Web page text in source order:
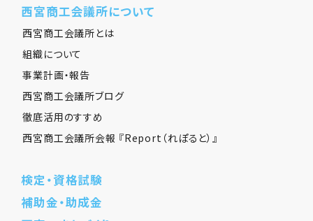
西宮商工会議所について
西宮商工会議所とは
組織について
事業計画・報告
西宮商工会議所ブログ
徹底活用のすすめ
西宮商工会議所会報 『Report（れぽると）』
検定・資格試験
補助金・助成金